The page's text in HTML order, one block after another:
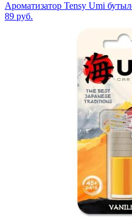
Ароматизатор Tensy Umi
89 руб.